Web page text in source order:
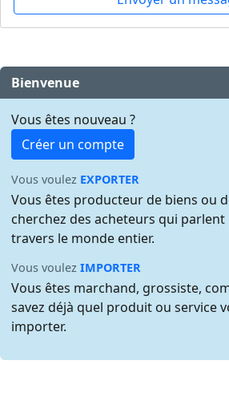
Bienvenue
Vous êtes nouveau ?
Créer un compte
Vous voulez EXPORTER
Vous êtes producteur de biens ou
cherchez des acheteurs qui parlent
travers le monde entier.
Vous voulezIMPORTER
Vous êtes marchand, grossiste,
savez déjà quel produit ou service
importer.